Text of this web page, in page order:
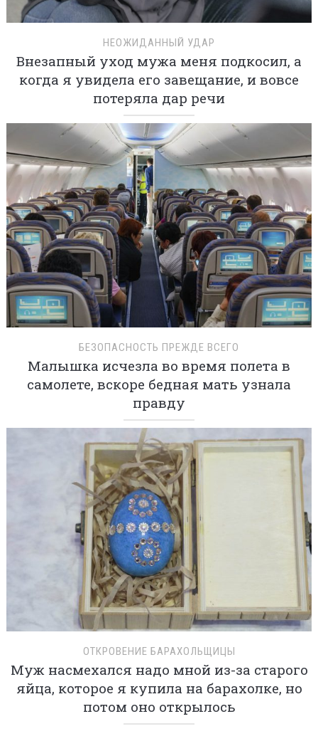
НЕОЖИДАННЫЙ УДАР
Внезапный уход мужа меня подкосил, а
когда я увидела его завещание, и вовсе
потеряла дар речи
БЕЗОПАСНОСТЬ ПРЕЖДЕ ВСЕГО
Малышка исчезла во время полета в
самолете, вскоре бедная мать узнала
правду
ОТКРОВЕНИЕ БАРАХОЛЬЩИЦЫ
Муж насмехался надо мной из-за старого
яйца, которое я купила на барахолке, но
потом оно открылось